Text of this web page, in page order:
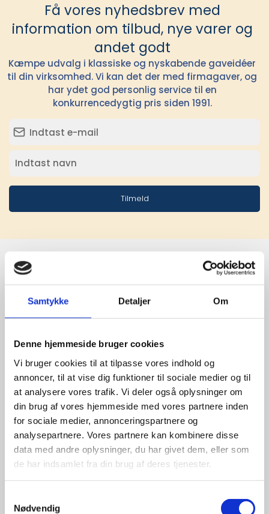
Samtykke Detaljer Om
Denne hjemmeside bruger cookies
Vi bruger cookies til at tilpasse vores indhold og
annoncer, til at vise dig funktioner til sociale medier og til
at analysere vores trafik. Vi deler også oplysninger om
din brug af vores hjemmeside med vores partnere inden
for sociale medier, annonceringspartnere og
analysepartnere. Vores partnere kan kombinere disse
data med andre oplysninger, du har givet dem, eller som
de har indsamlet fra din brug af deres tjenester.
Nødvendig
Få vores nyhedsbrev med
information om tilbud, nye varer og
andet godt
Kæmpe udvalg i klassiske og nyskabende gaveidéer
til din virksomhed. Vi kan det der med firmagaver, og
har ydet god personlig service til en
konkurrencedygtig pris siden 1991.
Tilmeld
Stærke
leverandører
giver større
udvalg
For at sikre høj kvalitet og stor
leveringssikkerhed samarbejder vi
med de største og mest
anerkendte leverandører inden for
promotion.